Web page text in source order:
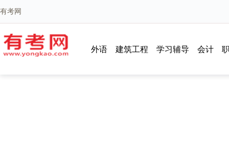
有考网
外语 建筑工程 学习辅导 会计